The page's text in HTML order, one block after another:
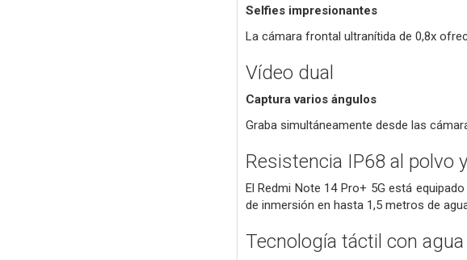
Selfies impresionantes
La cámara frontal ultranítida de 0,8x
Vídeo dual
Captura varios ángulos
Graba simultáneamente desde las
Resistencia IP68 al polvo
El Redmi Note 14 Pro+ 5G está
de inmersión en hasta 1,5 metros de
Tecnología táctil con agua